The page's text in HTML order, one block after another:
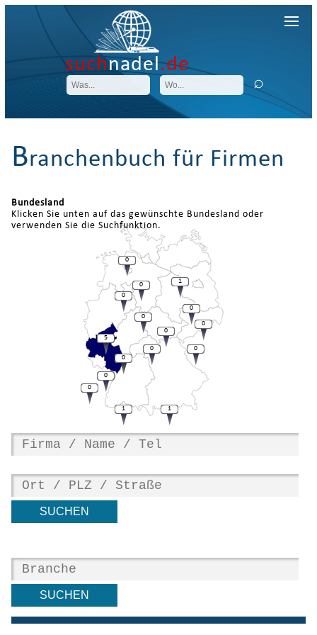
suchnadel.de
Branchenbuch für Firmen
Bundesland
Klicken Sie unten auf das gewünschte Bundesland oder
verwenden Sie die Suchfunktion.
0
0
5
0
0
1
0
0
0
0
0
0
0
1
0
1